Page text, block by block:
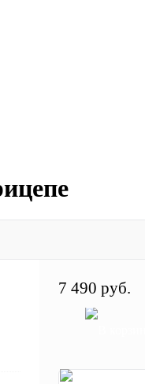
7 490 руб.